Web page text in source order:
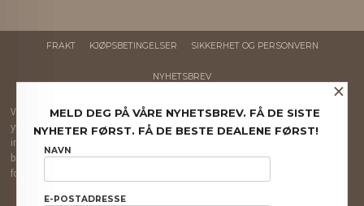
FRAKT KJØPSBETINGELSER SIKKERHET OG PERSONVERN
NYHETSBREV
Vår nettbutikk bruker cookies slik at du får en bedre kjøpsopplevelse og vi kan
yte deg bedre service. Vi bruker cookies hovedsaklig til å lagre
innloggingsdetaljer og huske hva du har puttet i handlekurven din. Fortsett å
bruke siden som normalt om du godtar dette.Les merellerendre innstillinger
for cookies.
×
MELD DEG PÅ VÅRE NYHETSBREV. FÅ DE SISTE
NYHETER FØRST. FÅ DE BESTE DEALENE FØRST!
NAVN
E-POSTADRESSE